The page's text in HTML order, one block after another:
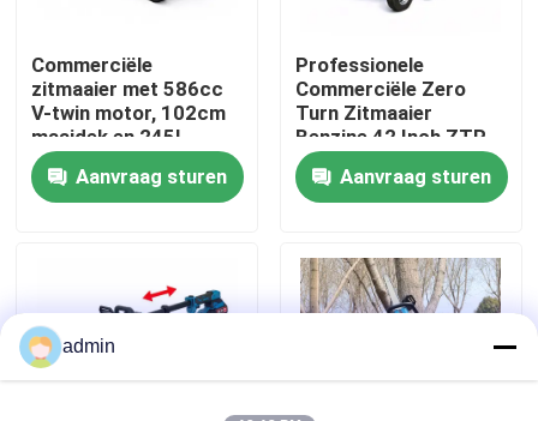
Neem contact met ons op
Vraag een offerte
Handbediend Mini Chainsaw
Commerciële
zitmaaier met 586cc
V-twin motor, 102cm
maaidek en 245L
grasopvangzak
Aanvraag sturen
Professionele
Commerciële Zero
Turn Zitmaaier
Benzine 42 Inch ZTR
Maaier
Aanvraag sturen
admin